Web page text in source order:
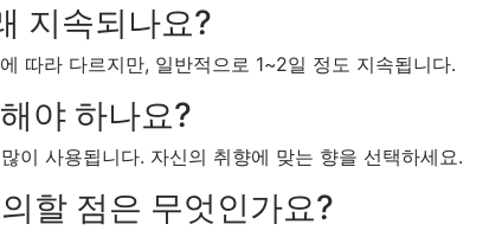
지속되나요?
따라 다르지만, 일반적으로 1~2일 정도 지속됩니다.
야 하나요?
이 사용됩니다. 자신의 취향에 맞는 향을 선택하세요.
할 점은 무엇인가요?